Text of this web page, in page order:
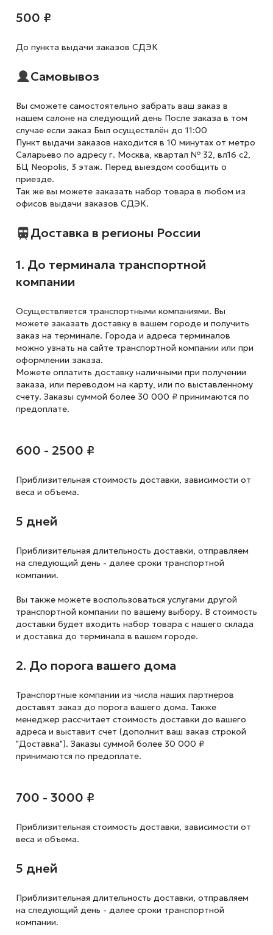
500 ₽
До пункта выдачи заказов СДЭК
Самовывоз
Вы сможете самостоятельно забрать ваш заказ в
нашем салоне на следующий день После заказа в том
случае если заказ Был осуществлён до 11:00
Пункт выдачи заказов находится в 10 минутах от метро
Саларьево по адресу г. Москва, квартал № 32, вл16 с2,
БЦ Neopolis, 3 этаж. Перед выездом сообщить о
приезде.
Так же вы можете заказать набор товара в любом из
офисов выдачи заказов СДЭК.
Доставка в регионы России
1. До терминала транспортной
компании
Осуществляется транспортными компаниями. Вы
можете заказать доставку в вашем городе и получить
заказ на терминале. Города и адреса терминалов
можно узнать на сайте транспортной компании или при
оформлении заказа.
Можете оплатить доставку наличными при получении
заказа, или переводом на карту, или по выставленному
счету. Заказы суммой более 30 000 ₽ принимаются по
предоплате.
600 - 2500 ₽
Приблизительная стоимость доставки, зависимости от
веса и объема.
5 дней
Приблизительная длительность доставки, отправляем
на следующий день - далее сроки транспортной
компании.
Вы также можете воспользоваться услугами другой
транспортной компании по вашему выбору. В стоимость
доставки будет входить набор товара с нашего склада
и доставка до терминала в вашем городе.
2. До порога вашего дома
Транспортные компании из числа наших партнеров
доставят заказ до порога вашего дома. Также
менеджер рассчитает стоимость доставки до вашего
адреса и выставит счет (дополнит ваш заказ строкой
"Доставка"). Заказы суммой более 30 000 ₽
принимаются по предоплате.
700 - 3000 ₽
Приблизительная стоимость доставки, зависимости от
веса и объема.
5 дней
Приблизительная длительность доставки, отправляем
на следующий день - далее сроки транспортной
компании.